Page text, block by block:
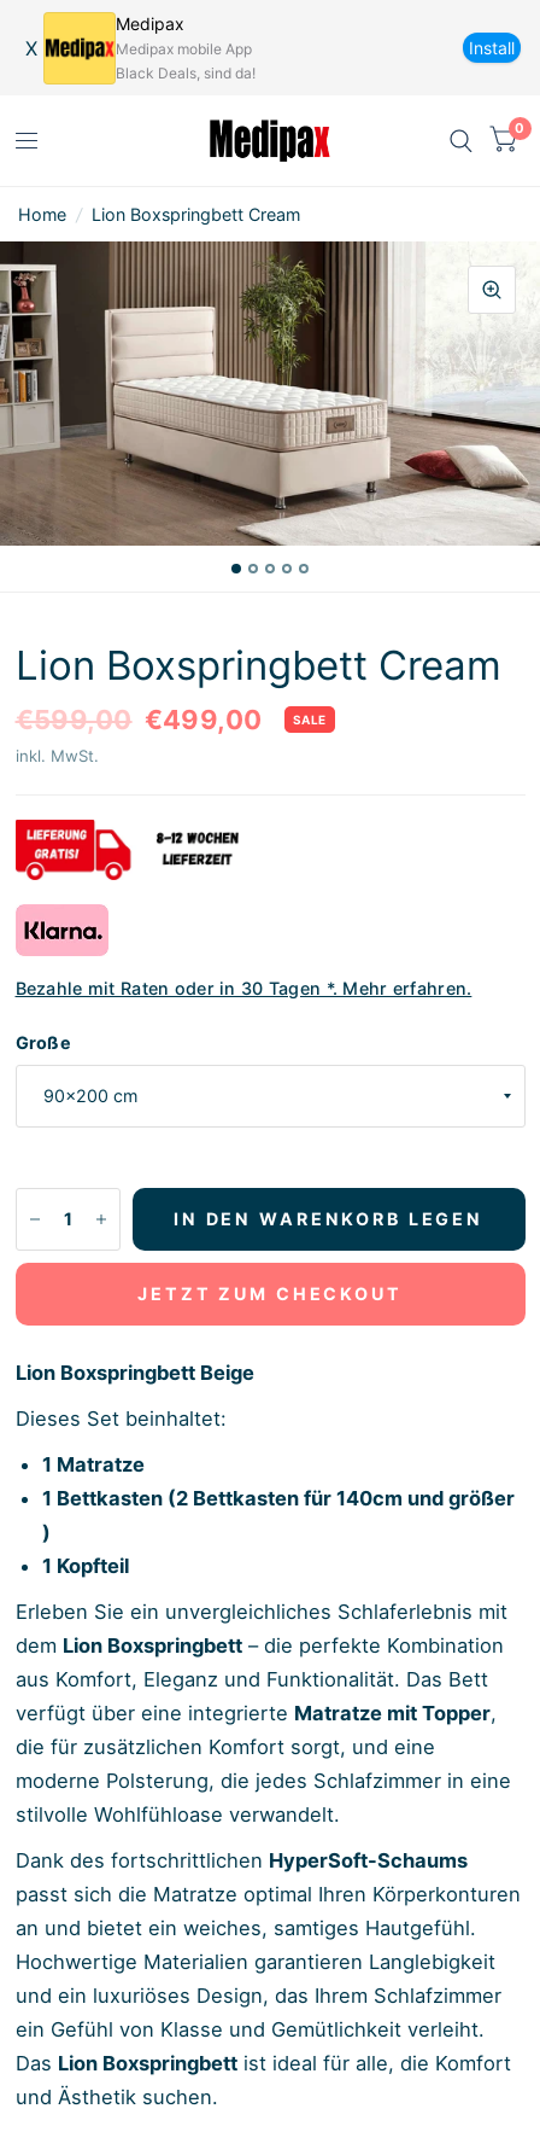
X
Medipax
Medipax mobile App
Black Deals, sind da!
Install
0
Home / Lion Boxspringbett Cream
Lion Boxspringbett Cream
€599,00 €499,00 SALE
inkl. MwSt.
Bezahle mit Raten oder in 30 Tagen *. Mehr erfahren.
Große
IN DEN WARENKORB LEGEN
JETZT ZUM CHECKOUT
Lion Boxspringbett Beige
Dieses Set beinhaltet:
1 Matratze
1 Bettkasten (2 Bettkasten für 140cm und größer
)
1 Kopfteil
Erleben Sie ein unvergleichliches Schlaferlebnis mit
dem Lion Boxspringbett– die perfekte Kombination
aus Komfort, Eleganz und Funktionalität. Das Bett
verfügt über eine integrierte Matratze mit Topper,
die für zusätzlichen Komfort sorgt, und eine
moderne Polsterung, die jedes Schlafzimmer in eine
stilvolle Wohlfühloase verwandelt.
Dank des fortschrittlichen HyperSoft-Schaums
passt sich die Matratze optimal Ihren Körperkonturen
an und bietet ein weiches, samtiges Hautgefühl.
Hochwertige Materialien garantieren Langlebigkeit
und ein luxuriöses Design, das Ihrem Schlafzimmer
ein Gefühl von Klasse und Gemütlichkeit verleiht.
Das Lion Boxspringbettist ideal für alle, die Komfort
und Ästhetik suchen.